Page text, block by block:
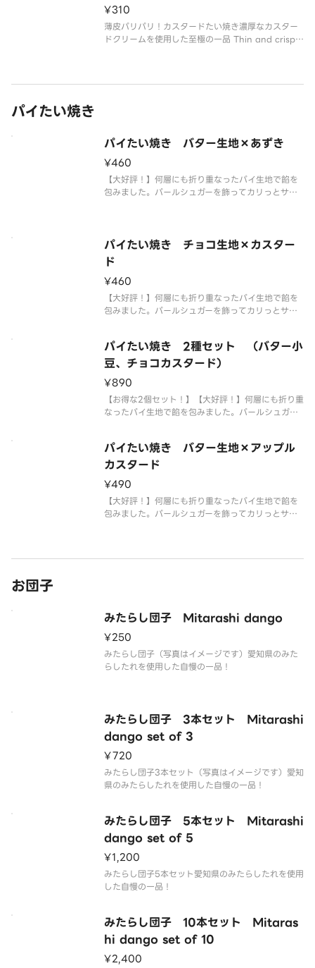
¥310
薄皮パリパリ！カスタードたい焼き濃厚なカスター
ドクリームを使用した至極の一品 Thin and crispy
パイたい焼き
パイたい焼き バター生地×あずき
¥460
【大好評！】何層にも折り重なったパイ生地で餡を
包みました。パールシュガーを飾ってカリっとサク
パイたい焼き チョコ生地×カスター
ド
¥460
【大好評！】何層にも折り重なったパイ生地で餡を
包みました。パールシュガーを飾ってカリっとサク
パイたい焼き 2種セット （バター小
豆、チョコカスタード）
¥890
【お得な2個セット！】【大好評！】何層にも折り重
なったパイ生地で餡を包みました。パールシュガー
パイたい焼き バター生地×アップル
カスタード
¥490
【大好評！】何層にも折り重なったパイ生地で餡を
包みました。パールシュガーを飾ってカリっとサク
お団子
みたらし団子 Mitarashi dango
¥250
みたらし団子（写真はイメージです）愛知県のみた
らしたれを使用した自慢の一品！
みたらし団子 3本セット Mitarashi
dango set of 3
¥720
みたらし団子3本セット（写真はイメージです）愛知
県のみたらしたれを使用した自慢の一品！
みたらし団子 5本セット Mitarashi
dango set of 5
¥1,200
みたらし団子5本セット愛知県のみたらしたれを使用
した自慢の一品！
みたらし団子 10本セット Mitaras
hi dango set of 10
¥2,400